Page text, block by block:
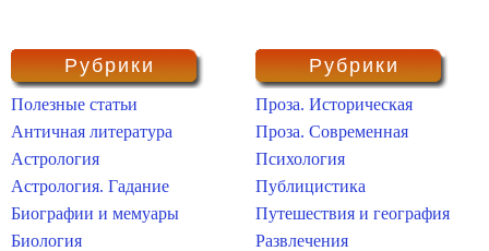
Рубрики
Полезные статьи
Античная литература
Астрология
Астрология. Гадание
Биографии и мемуары
Биология
Рубрики
Проза. Историческая
Проза. Современная
Психология
Публицистика
Путешествия и география
Развлечения